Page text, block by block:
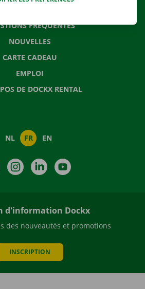
FRÉQUENTES
NOUVELLES
CARTE CADEAU
EMPLOI
DE DOCKX RENTAL
NL FR EN
FacebookInstagramLinkedIn
d'information Dockx
des nouveautés et promotions
INSCRIPTION